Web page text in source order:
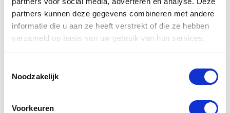
partners kunnen deze gegevens combineren met andere
informatie die u aan ze heeft verstrekt of die ze hebben
verzameld op basis van uw gebruik van hun services.
Noodzakelijk
Voorkeuren
Gerelateerde
-30%